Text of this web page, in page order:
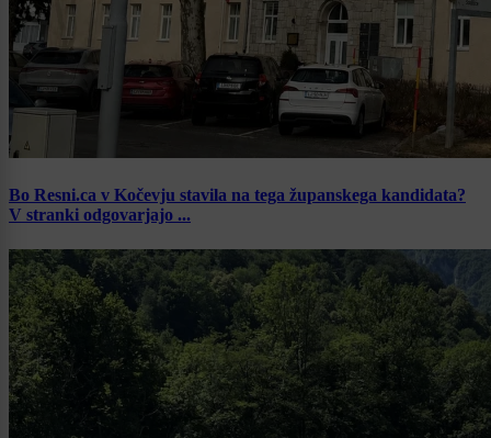
Bo Resni.ca v Kočevju stavila na tega županskega kandidata?
V stranki odgovarjajo ...